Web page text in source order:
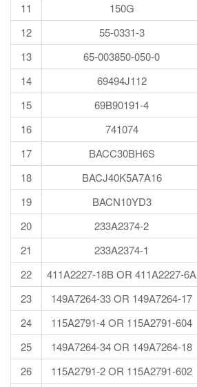
11
150G
12
55-0331-3
13
65-003850-050-0
14
69494J112
15
69B90191-4
16
741074
17
BACC30BH6S
18
BACJ40K5A7A16
19
BACN10YD3
20
233A2374-2
21
233A2374-1
22
411A2227-18B OR 411A2227-6A
23
149A7264-33 OR 149A7264-17
24
115A2791-4 OR 115A2791-604
25
149A7264-34 OR 149A7264-18
26
115A2791-2 OR 115A2791-602